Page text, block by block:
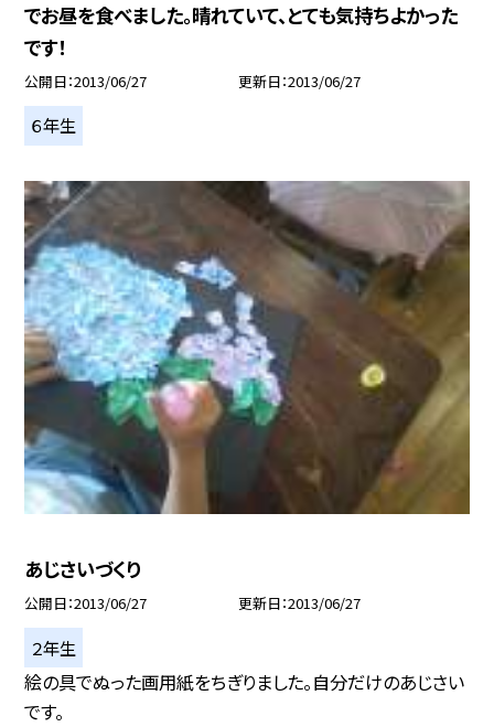
でお昼を食べました。晴れていて、とても気持ちよかった
です！
公開日 2013/06/27 更新日 2013/06/27
６年生
あじさいづくり
公開日 2013/06/27 更新日 2013/06/27
２年生
絵の具でぬった画用紙をちぎりました。自分だけのあじさい
です。